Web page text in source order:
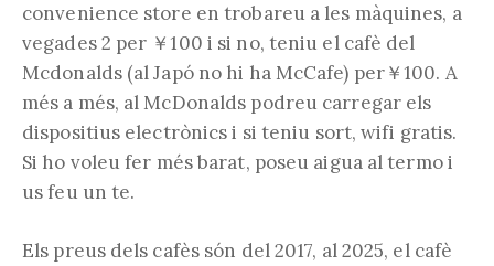
convenience store en trobareu a les màquines, a
vegades 2 per ￥100 i si no, teniu el cafè del
Mcdonalds (al Japó no hi ha McCafe) per￥100. A
més a més, al McDonalds podreu carregar els
dispositius electrònics i si teniu sort, wifi gratis.
Si ho voleu fer més barat, poseu aigua al termo i
us feu un te.
Els preus dels cafès són del 2017, al 2025, el cafè